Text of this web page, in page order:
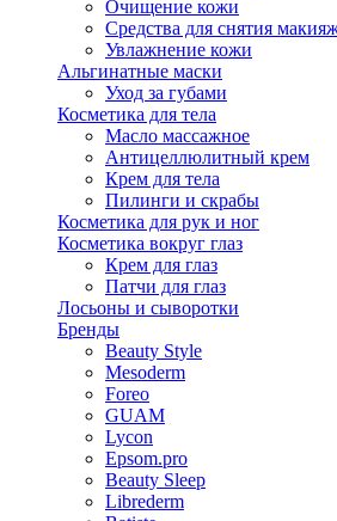
Очищение кожи
Средства для снятия
Увлажнение кожи
Альгинатные маски
Уход за губами
Косметика для тела
Масло массажное
Антицеллюлитный крем
Крем для тела
Пилинги и скрабы
Косметика для рук и ног
Косметика вокруг глаз
Крем для глаз
Патчи для глаз
Лосьоны и сыворотки
Бренды
Beauty Style
Mesoderm
Foreo
GUAM
Lycon
Epsom.pro
Beauty Sleep
Librederm